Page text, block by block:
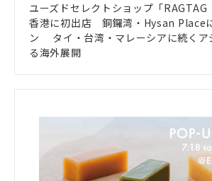
ユーズドセレクトショップ「RAGTAG
香港に初出店 銅鑼湾・Hysan Place
ン タイ・台湾・マレーシアに続くア
る海外展開